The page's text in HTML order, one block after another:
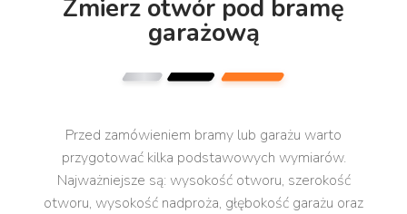
Zmierz otwór pod bramę
garażową
Przed zamówieniem bramy lub garażu warto
przygotować kilka podstawowych wymiarów.
Najważniejsze są: wysokość otworu, szerokość
otworu, wysokość nadproża, głębokość garażu oraz